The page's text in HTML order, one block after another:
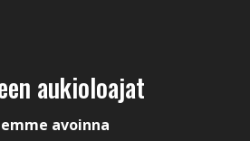
aukioloajat
avoinna